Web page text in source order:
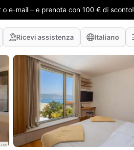
e-mail – e prenota con 100 € di sconto!
Ricevi assistenza Italiano